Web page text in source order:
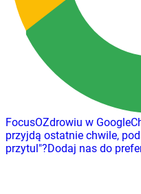
FocusOZdrowiu w Google
przyjdą ostatnie chwile,
przytul"?Dodaj nas do